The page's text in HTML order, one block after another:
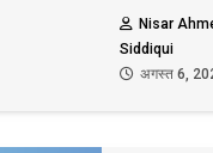
Nisar
Siddiqui
अगस्त 6,